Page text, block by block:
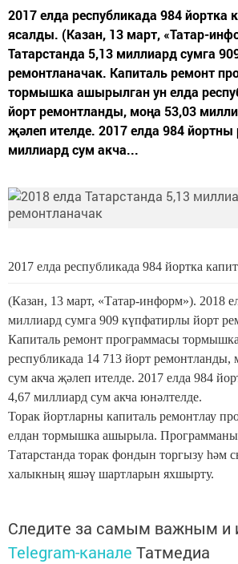
2017 елда республикада 984 йортка
ясалды. (Казан, 13 март, «Татар-
Татарстанда 5,13 миллиард сумга
ремонтланачак. Капиталь ремонт
тормышка ашырылган ун елда
йорт ремонтланды, моңа 53,03
җәлеп ителде. 2017 елда 984 йортны
миллиард сум акча...
2017 елда республикада 984 йортка
(Казан, 13 март, «Татар-информ»). 2018
миллиард сумга 909 күпфатирлы йорт
Капиталь ремонт программасы
республикада 14 713 йорт ремонтланды,
сум акча җәлеп ителде. 2017 елда 984
4,67 миллиард сум акча юнәлтелде.
Торак йортларны капиталь ремонтлау
елдан тормышка ашырыла.
Татарстанда торак фондын торгызу һәм
халыкның яшәү шартларын яхшырту.
Следите за самым важным и
Telegram-канале Татмедиа